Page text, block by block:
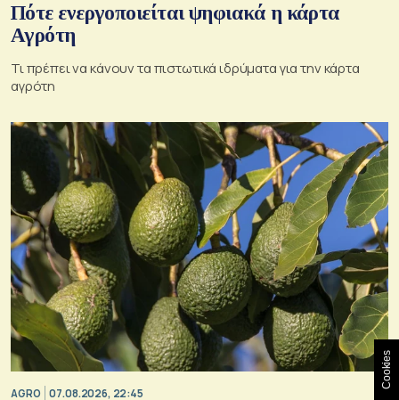
Πότε ενεργοποιείται ψηφιακά η κάρτα
Αγρότη
Τι πρέπει να κάνουν τα πιστωτικά ιδρύματα για την κάρτα
αγρότη
AGRO 07.08.2026, 22:45
Cookies